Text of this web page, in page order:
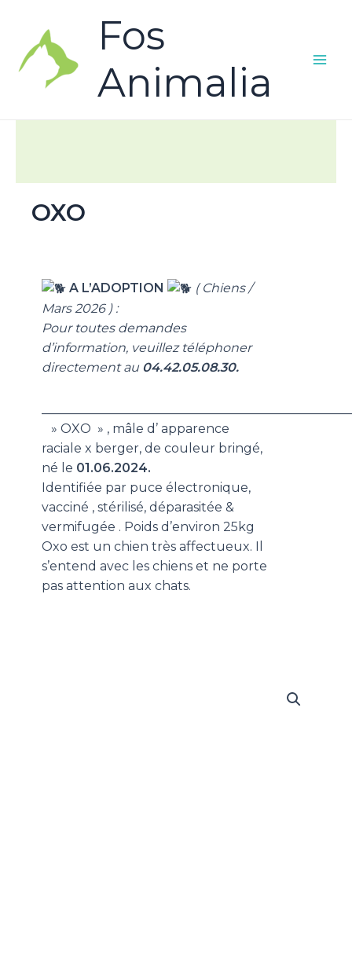
Fos
Animalia
OXO
A L’ADOPTION
( Chiens /
Mars 2026 ) :
Pour toutes demandes
d’information, veuillez téléphoner
directement au 04.42.05.08.30.
» OXO » , mâle d’ apparence
raciale x berger, de couleur bringé,
né le 01 .06.2024.
Identifiée par puce électronique,
vacciné , stérilisé, déparasitée &
vermifugée . Poids d’environ 25kg
Oxo est un chien très affectueux. Il
s’entend avec les chiens et ne porte
pas attention aux chats.